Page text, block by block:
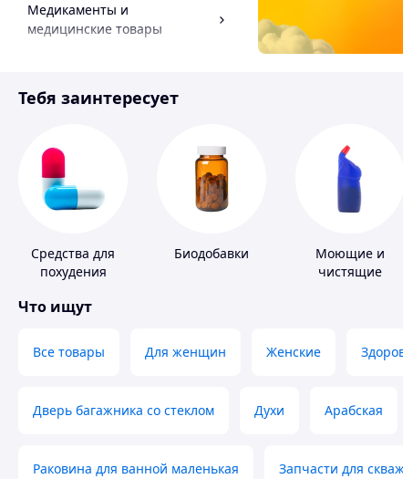
Медикаменты и
медицинские товары
Инструмент
Тебя заинтересует
Средства для
похудения
Биодобавки
Моющие и
чистящие
Что ищут
Все товары Для женщин Женские
Дверь багажника со стеклом Духи Арабская
Раковина для ванной маленькая Запчасти для